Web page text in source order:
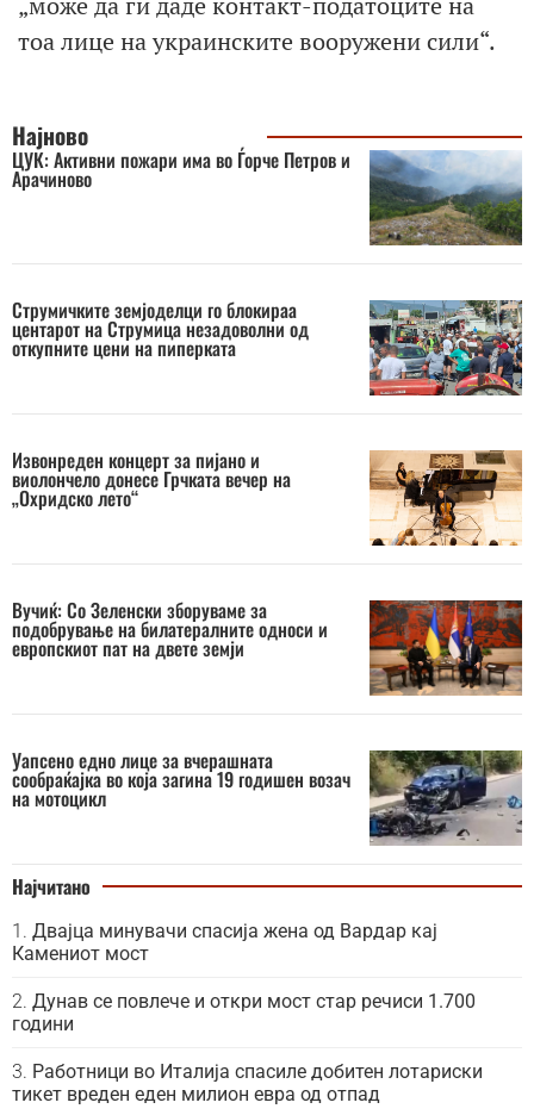
тоа лице на украинските вооружени сили“.
Најново
ЦУК: Активни пожари има во Ѓорче Петров и
Арачиново
Струмичките земјоделци го блокираа
центарот на Струмица незадоволни од
откупните цени на пиперката
Извонреден концерт за пијано и
виолончело донесе Грчката вечер на
„Охридско лето“
Вучиќ: Со Зеленски зборуваме за
подобрување на билатералните односи и
европскиот пат на двете земји
Уапсено едно лице за вчерашната
сообраќајка во која загина 19 годишен возач
на мотоцикл
Најчитано
Двајца минувачи спасија жена од Вардар кај
Камениот мост
Дунав се повлече и откри мост стар речиси 1.700
години
Работници во Италија спасиле добитен лотариски
тикет вреден еден милион евра од отпад